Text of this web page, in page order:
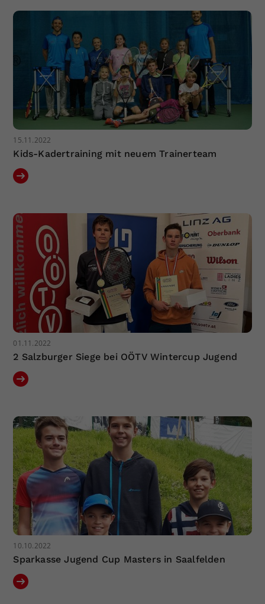
15.11.2022
Kids-Kadertraining mit neuem Trainerteam
01.11.2022
2 Salzburger Siege bei OÖTV Wintercup Jugend
10.10.2022
Sparkasse Jugend Cup Masters in Saalfelden